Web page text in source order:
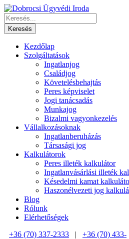
Kezdőlap
Szolgáltatások
Ingatlanjog
Családjog
Követelésbehajtás
Peres képviselet
Jogi tanácsadás
Munkajog
Bizalmi vagyonkezelés
Vállalkozásoknak
Ingatlanberuházás
Társasági jog
Kalkulátorok
Peres illeték kalkulátor
Ingatlanvásárlási illeték
Késedelmi kamat
Haszonélvezeti jog
Blog
Rólunk
Elérhetőségek
+36 (70) 337-2333
|
+36 (70) 433-